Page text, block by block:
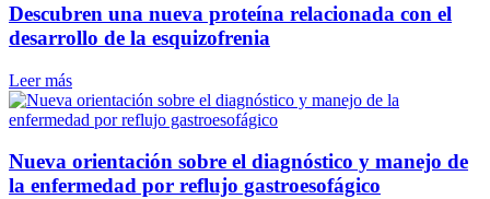
Descubren una nueva proteína relacionada con el
desarrollo de la esquizofrenia
Leer más
Nueva orientación sobre el diagnóstico y manejo de
la enfermedad por reflujo gastroesofágico